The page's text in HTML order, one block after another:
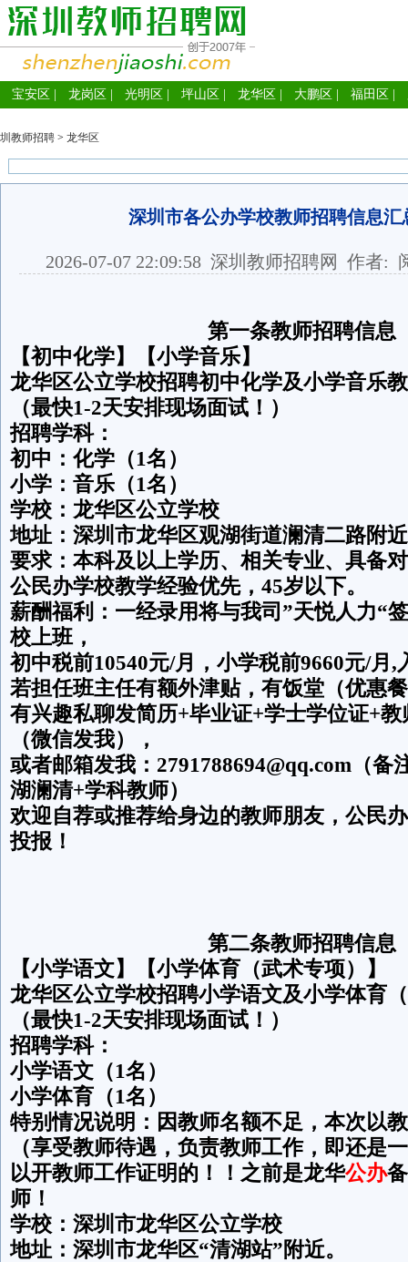
宝安区 龙岗区 光明区 坪山区 龙华区 大鹏区 福田区
圳教师招聘 > 龙华区
深圳市各公办学校教师招聘信息汇
2026-07-07 22:09:58 深圳教师招聘网 作者:
第一条教师招聘信息
【初中化学】【小学音乐】
龙华区公立学校招聘初中化学及小学音乐
（最快1-2天安排现场面试！）
招聘学科：
初中：化学（1名）
小学：音乐（1名）
学校：龙华区公立学校
地址：深圳市龙华区观湖街道澜清二路附
要求：本科及以上学历、相关专业、具备
公民办学校教学经验优先，45岁以下。
薪酬福利：一经录用将与我司”天悦人力“
校上班，
初中税前10540元/月，小学税前9660元/月,
若担任班主任有额外津贴，有饭堂（优惠
有兴趣私聊发简历+毕业证+学士学位证+
（微信发我），
或者邮箱发我：2791788694@qq.com（备
湖澜清+学科教师）
欢迎自荐或推荐给身边的教师朋友，公民
投报！
第二条教师招聘信息
【小学语文】【小学体育（武术专项）】
龙华区公立学校招聘小学语文及小学体育
（最快1-2天安排现场面试！）
招聘学科：
小学语文（1名）
小学体育（1名）
特别情况说明：因教师名额不足，本次以
（享受教师待遇，负责教师工作，即还是
以开教师工作证明的！！之前是龙华公办
师！
学校：深圳市龙华区公立学校
地址：深圳市龙华区“清湖站”附近。